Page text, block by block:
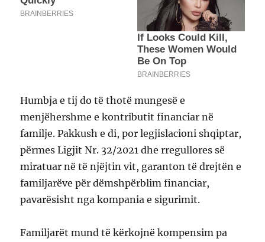
Humbja e tij do të thotë mungesë e
menjëhershme e kontributit financiar në
familje. Pakkush e di, por legjislacioni shqiptar,
përmes Ligjit Nr. 32/2021 dhe rregullores së
miratuar në të njëjtin vit, garanton të drejtën e
familjarëve për dëmshpërblim financiar,
pavarësisht nga kompania e sigurimit.
Familjarët mund të kërkojnë kompensim pa